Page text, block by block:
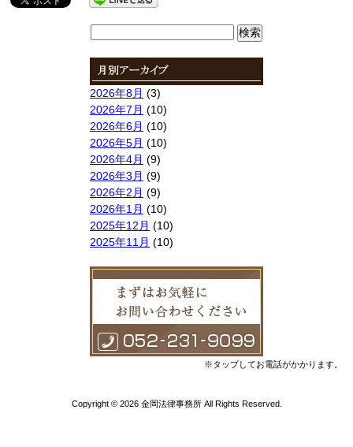
2026年8月 (3)
2026年7月 (10)
2026年6月 (10)
2026年5月 (10)
2026年4月 (9)
2026年3月 (9)
2026年2月 (9)
2026年1月 (10)
2025年12月 (10)
2025年11月 (10)
2025年8月(9)
2025年7月(10)
2025年6月(10)
2025年5月(10)
2025年4月(10)
2025年1月(8)
※タップしてお電話がかかります。
Copyright © 2026 金岡法律事務所 All Rights Reserved.